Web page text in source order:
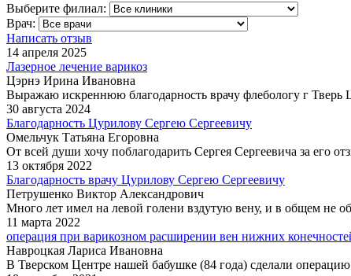
Выберите филиал:
Врач:
Написать отзыв
14 апреля 2025
Лазерное лечение варикоз
Цэрнэ Ирина Ивановна
Выражаю искреннюю благодарность врачу флебологу г Тверь
30 августа 2024
Благодарность Цурилову Сергею Сергеевичу
Омельчук Татьяна Егоровна
От всей души хочу поблагодарить Сергея Сергеевича за его
13 октября 2022
Благодарность врачу Цурилову Сергею Сергеевичу
Петрушенко Виктор Александрович
Много лет имел на левой голени вздутую вену, и в общем не
11 марта 2022
операция при варикозном расширении вен нижних
Навроцкая Лариса Ивановна
В Тверском Центре нашей бабушке (84 года) сделали